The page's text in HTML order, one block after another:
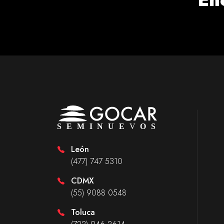
León
(477) 747 5310
CDMX
(55) 9088 0548
Toluca